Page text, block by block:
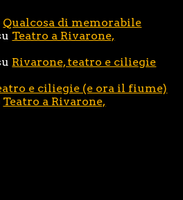
Qualcosa di memorabile
Teatro a Rivarone,
Rivarone, teatro e ciliegie
e ciliegie (e ora il fiume)
Teatro a Rivarone,